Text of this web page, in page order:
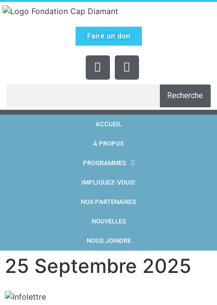
Faire un don
Recherche
ACCUEIL
À PROPOS
PROGRAMMES
IMPLIQUEZ-VOUS!
NOS PARTENAIRES
NOUVELLES
NOUS JOINDRE
25 Septembre 2025